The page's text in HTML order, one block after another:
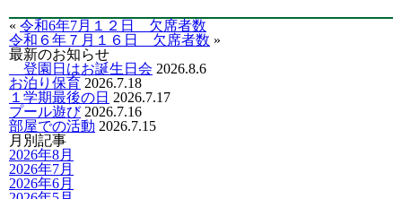
« 令和6年7月１２日 欠席者数
令和６年７月１６日 欠席者数 »
最新のお知らせ
登園日はお誕生日会 2026.8.6
お泊り保育 2026.7.18
１学期最後の日 2026.7.17
プール遊び 2026.7.16
部屋での活動 2026.7.15
月別記事
2026年8月
2026年7月
2026年6月